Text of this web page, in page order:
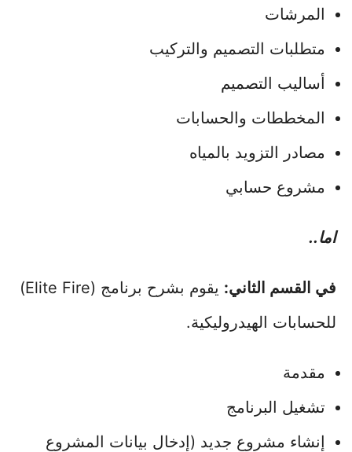
المرشات
متطلبات التصميم والتركيب
أساليب التصميم
المخططات والحسابات
مصادر التزويد بالمياه
مشروع حسابي
اما..
في القسم الثاني:
يقوم بشرح برنامج (Elite Fire)
للحسابات الهيدروليكية.
مقدمة
تشغيل البرنامج
إنشاء مشروع جديد (إدخال بيانات المشروع